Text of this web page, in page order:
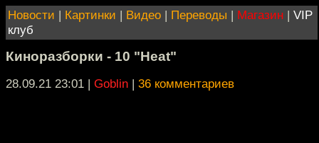
Новости | Картинки | Видео | Переводы | Магазин | VIP
клуб
Киноразборки - 10 "Heat"
28.09.21 23:01 | Goblin | 36 комментариев